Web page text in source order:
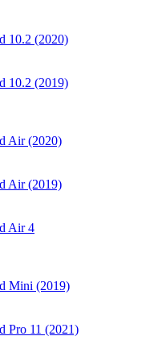
10.2 (2020)
10.2 (2019)
Air (2020)
Air (2019)
Air 4
Mini (2019)
Pro 11 (2021)